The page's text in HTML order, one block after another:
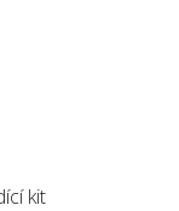
kit